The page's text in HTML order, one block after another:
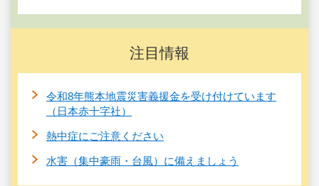
注目情報
令和8年熊本地震災害義援金を受け付けています
（日本赤十字社）
熱中症にご注意ください
水害（集中豪雨・台風）に備えましょう